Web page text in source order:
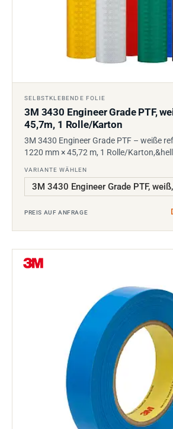
SELBSTKLEBENDE FOLIE
3M 3430 Engineer Grade PTF,
45,7m, 1 Rolle/Karton
3M 3430 Engineer Grade PTF – weiße
1220 mm × 45,72 m, 1 Rolle/
VARIANTE WÄHLEN
PREIS AUF ANFRAGE